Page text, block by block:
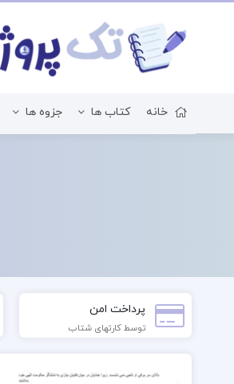
خانه کتاب ها جزوه ها
پرداخت امن
توسط کارتهای شتاب